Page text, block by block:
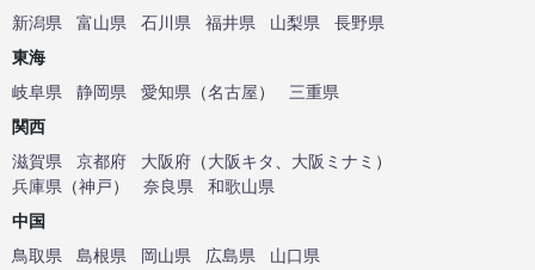
新潟県
富山県 石川県 福井県 山梨県
長野県
東海
岐阜県
静岡県 愛知県 （名古屋）
三重県
関西
滋賀県
京都府 大阪府 （大阪キタ 大阪ミナミ ）
兵庫県 （神戸） 奈良県
和歌山県
中国
鳥取県
島根県 岡山県 広島県
山口県